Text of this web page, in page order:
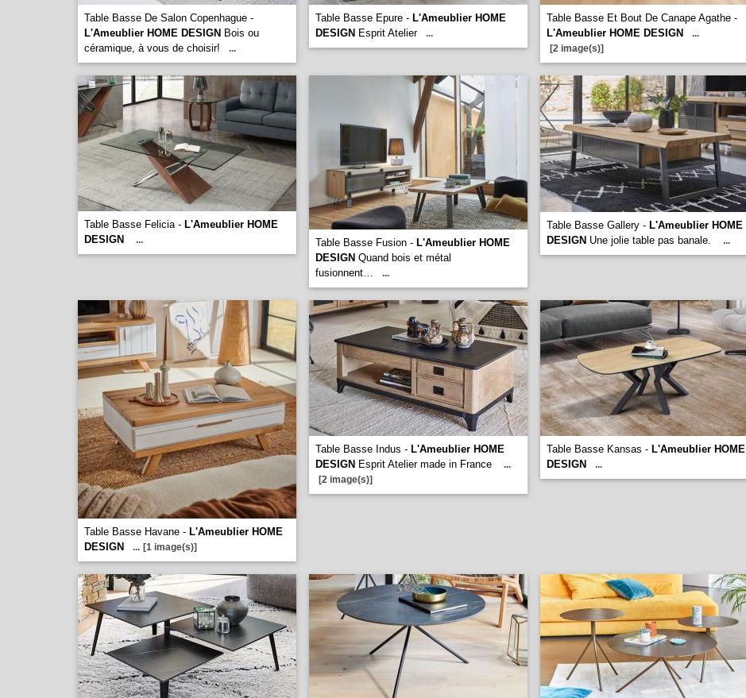
Table Basse De Salon Copenhague -
L'Ameublier HOME DESIGN Bois ou
céramique, à vous de choisir!
...
Table Basse Epure - L'Ameublier HOME
DESIGN Esprit Atelier ...
Table Basse Et Bout De Canape Agathe -
L'Ameublier HOME DESIGN
...
[2 image(s)]
Table Basse Felicia - L'Ameublier HOME
DESIGN
... Table Basse Fusion - L'Ameublier HOME
DESIGN Quand bois et métal
fusionnent…
...
Table Basse Gallery - L'Ameublier HOME
DESIGN Une jolie table pas banale. ...
Table Basse Havane - L'Ameublier HOME
DESIGN
... [1 image(s)]
Table Basse Indus - L'Ameublier HOME
DESIGN Esprit Atelier made in France
...
[2 image(s)]
Table Basse Kansas - L'Ameublier HOME
DESIGN
...